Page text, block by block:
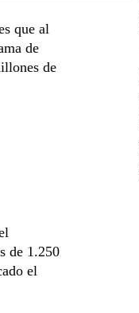
que al
de
de
de 1.250
el